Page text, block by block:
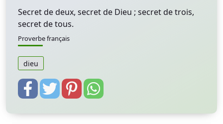
Secret de deux, secret de Dieu ; secret de trois,
secret de tous.
Proverbe français
dieu